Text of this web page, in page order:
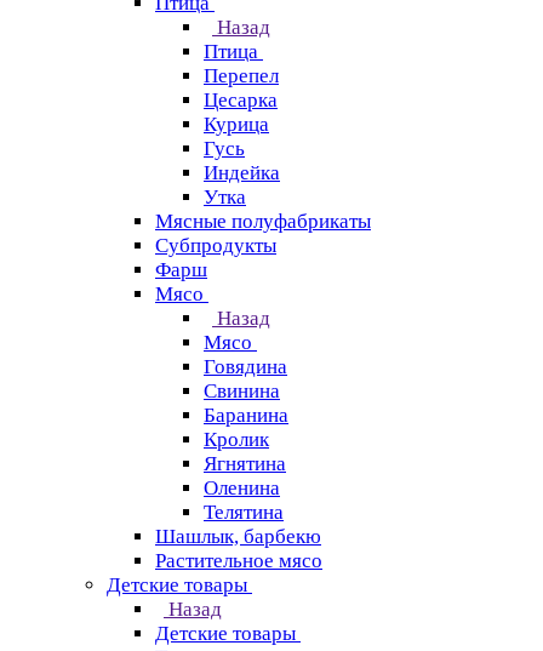
Назад
Птица
Перепел
Цесарка
Курица
Гусь
Индейка
Утка
Мясные полуфабрикаты
Субпродукты
Фарш
Мясо
Назад
Мясо
Говядина
Свинина
Баранина
Кролик
Ягнятина
Оленина
Телятина
Шашлык, барбекю
Растительное мясо
Детские товары
Назад
Детские товары